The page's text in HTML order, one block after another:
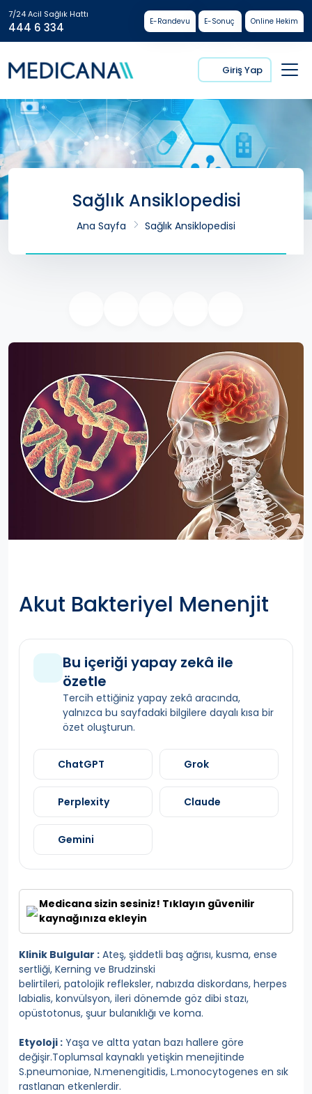
7/24 Acil Sağlık Hattı
444 6 334 E-Randevu E-Sonuç Online Hekim
Giriş Yap
Sağlık Ansiklopedisi
Ana Sayfa Sağlık Ansiklopedisi
Akut Bakteriyel Menenjit
Bu içeriği yapay zekâ ile
özetle
Tercih ettiğiniz yapay zekâ aracında,
yalnızca bu sayfadaki bilgilere dayalı kısa bir
özet oluşturun.
ChatGPT Grok
Perplexity Claude
Gemini
Medicana sizin sesiniz! Tıklayın güvenilir
kaynağınıza ekleyin
Klinik Bulgular : Ateş, şiddetli baş ağrısı, kusma, ense
sertliği, Kerning ve Brudzinski
belirtileri, patolojik refleksler, nabızda diskordans, herpes
labialis, konvülsyon, ileri dönemde göz dibi stazı,
opüstotonus, şuur bulanıklığı ve koma.
Etyoloji : Yaşa ve altta yatan bazı hallere göre
değişir.Toplumsal kaynaklı yetişkin menejitinde
S.pneumoniae, N.menengitidis, L.monocytogenes en sık
rastlanan etkenlerdir.